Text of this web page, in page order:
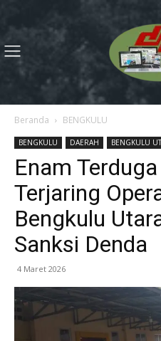
Beranda BENGKULU
BENGKULU DAERAH BENGKULU
Enam
Terjaring
Bengkulu
Sanksi Denda
4 Maret 2026